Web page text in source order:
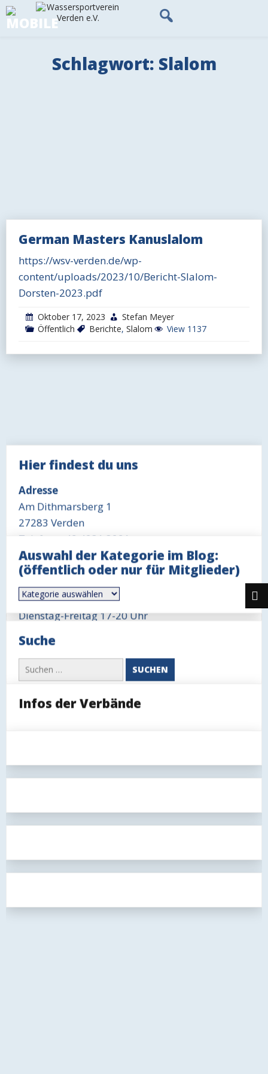
Skip
to
content
Schlagwort: Slalom
German Masters Kanuslalom
https://wsv-verden.de/wp-
content/uploads/2023/10/Bericht-Slalom-
Dorsten-2023.pdf
Oktober 17, 2023
Stefan Meyer
Öffentlich
Berichte, Slalom View 1137
Hier findest du uns
Adresse
Am Dithmarsberg 1
27283 Verden
Telefon: +49 4231 3291
Öffnungszeit Büro
Mittwoch 18-19 Uhr
Öffnungszeit Gaststätte
Dienstag-Freitag 17-20 Uhr
Auswahl der Kategorie im Blog:
(öffentlich oder nur für Mitglieder)
Auswahl
der
im
(öffentlich
oder
nur
für
Suche
Suchen
nach:
Infos der Verbände